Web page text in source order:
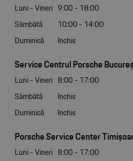
Luni - Vineri 9:00 - 18:00
Sâmbătă
10:00 - 14:00
Duminică
închis
Service Centrul Porsche
Luni - Vineri 8:00 - 17:00
Sâmbătă
închis
Duminică
închis
Porsche Service Center
Luni - Vineri 8:00 - 17:00